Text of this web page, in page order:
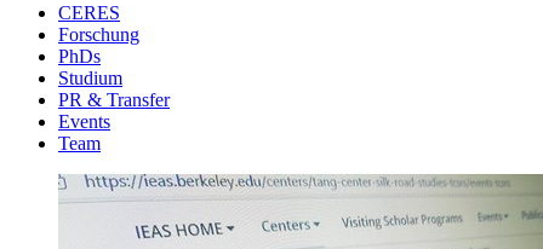
CERES
Forschung
PhDs
Studium
PR & Transfer
Events
Team